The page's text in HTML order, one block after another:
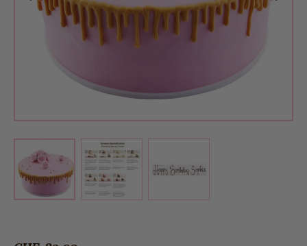
View larger imageView larger image